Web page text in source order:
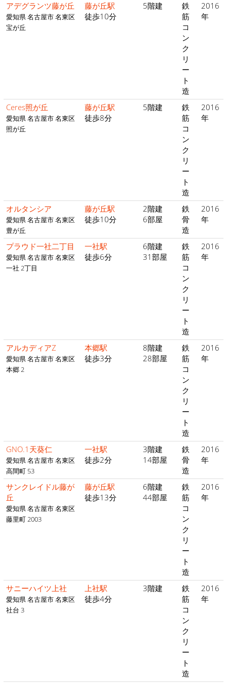
アデグランツ藤が丘
愛知県 名古屋市 名東区
宝が丘
藤が丘駅
徒歩10分
5階建
鉄
筋
コ
ン
ク
リ
ー
ト
造
2016
年
Ceres照が丘
愛知県 名古屋市 名東区
照が丘
藤が丘駅
徒歩8分
5階建
鉄
筋
コ
ン
ク
リ
ー
ト
造
2016
年
オルタンシア
愛知県 名古屋市 名東区
豊が丘
藤が丘駅
徒歩10分
2階建
6部屋
鉄
骨
造
2016
年
プラウド一社二丁目
愛知県 名古屋市 名東区
一社 2丁目
一社駅
徒歩6分
6階建
31部屋
鉄
筋
コ
ン
ク
リ
ー
ト
造
2016
年
アルカディアZ
愛知県 名古屋市 名東区
本郷 2
本郷駅
徒歩3分
8階建
28部屋
鉄
筋
コ
ン
ク
リ
ー
ト
造
2016
年
GNO.1天葵仁
愛知県 名古屋市 名東区
高間町 53
一社駅
徒歩2分
3階建
14部屋
鉄
骨
造
2016
年
サンクレイドル藤が
丘
愛知県 名古屋市 名東区
藤里町 2003
藤が丘駅
徒歩13分
6階建
44部屋
鉄
筋
コ
ン
ク
リ
ー
ト
造
2016
年
サニーハイツ上社
愛知県 名古屋市 名東区
社台 3
上社駅
徒歩4分
3階建
鉄
筋
コ
ン
ク
リ
ー
ト
造
2016
年